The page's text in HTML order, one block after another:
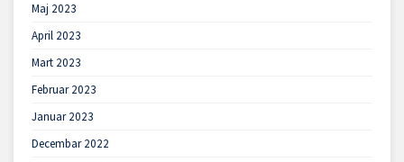
Maj 2023
April 2023
Mart 2023
Februar 2023
Januar 2023
Decembar 2022